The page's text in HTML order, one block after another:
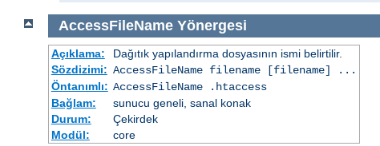
AccessFileNameYönergesi
Açıklama:
Dağıtık yapılandırma dosyasının ismi belirtilir.
Sözdizimi: AccessFileName filename[filename] ...
Öntanımlı: AccessFileName .htaccess
Bağlam:
sunucu geneli, sanal konak
Durum:
Çekirdek
Modül:
core